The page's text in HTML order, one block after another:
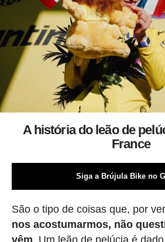
A história do leão de
France
Siga a Brújula Bike no
São o tipo de coisas que, por
nos acostumarmos, não
vêm . Um leão de pelúcia é